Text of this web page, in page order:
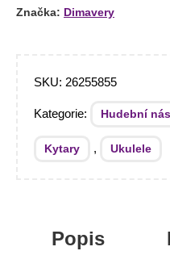
Značka: Dimavery
SKU: 26255855
Kategorie: Hudební
Kytary , Ukulele
Popis